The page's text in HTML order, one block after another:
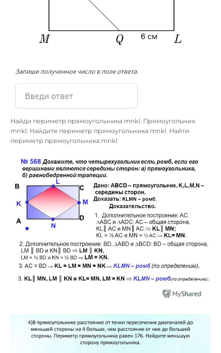
Найди периметр прямоугольника mnkl. Прямоугольник
mnkl. Найдите периметр прямоугольника mnkl. Найти
периметр прямоугольника mnkl